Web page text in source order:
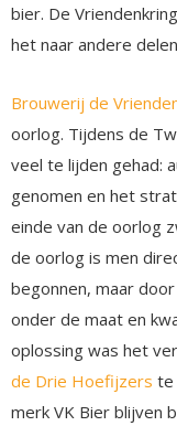
bier. De
het naar andere
Brouwerij de
oorlog. Tijdens de
veel te lijden gehad:
genomen en het
einde van de oorlog
de oorlog is men
begonnen, maar
onder de maat en
oplossing was het
de Drie Hoefijzers te
merk VK Bier blijven